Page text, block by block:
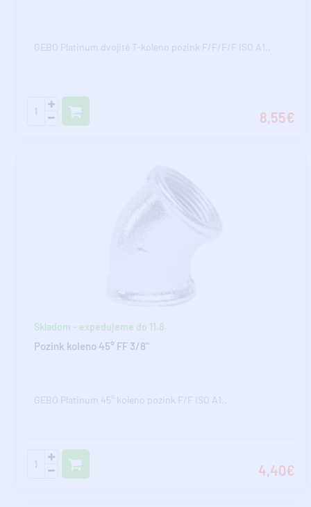
GEBO Platinum dvojité T-koleno pozink F/F/F/F ISO A1..
8,55€
Skladom - expedujeme do 11.8.
Pozink koleno 45° FF 3/8"
GEBO Platinum 45° koleno pozink F/F ISO A1..
4,40€